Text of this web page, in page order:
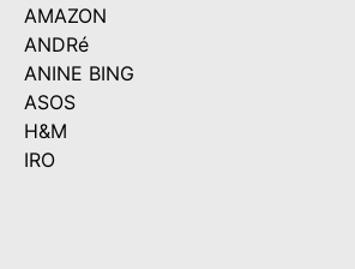
AMAZON
ANDRé
ANINE BING
ASOS
H&M
IRO